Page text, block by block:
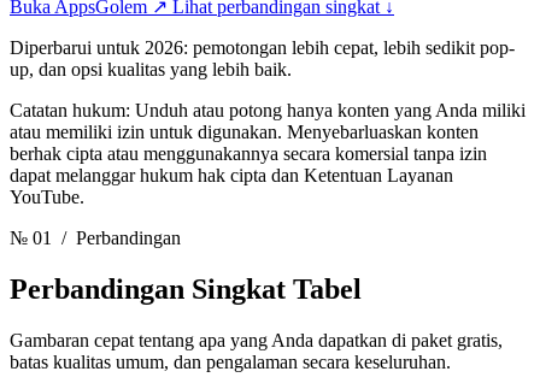
Buka AppsGolem ↗ Lihat perbandingan singkat ↓
Diperbarui untuk 2026: pemotongan lebih cepat, lebih sedikit pop-
up, dan opsi kualitas yang lebih baik.
Catatan hukum: Unduh atau potong hanya konten yang Anda miliki
atau memiliki izin untuk digunakan. Menyebarluaskan konten
berhak cipta atau menggunakannya secara komersial tanpa izin
dapat melanggar hukum hak cipta dan Ketentuan Layanan
YouTube.
№ 01
/ Perbandingan
Perbandingan Singkat Tabel
Gambaran cepat tentang apa yang Anda dapatkan di paket gratis,
batas kualitas umum, dan pengalaman secara keseluruhan.